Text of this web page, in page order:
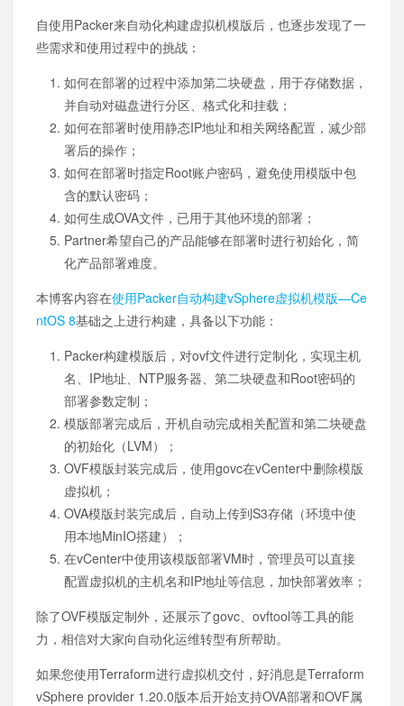
自使用Packer来自动化构建虚拟机模版后，也逐步发现了一
些需求和使用过程中的挑战：
如何在部署的过程中添加第二块硬盘，用于存储数据，
并自动对磁盘进行分区、格式化和挂载；
如何在部署时使用静态IP地址和相关网络配置，减少部
署后的操作；
如何在部署时指定Root账户密码，避免使用模版中包
含的默认密码；
如何生成OVA文件，已用于其他环境的部署；
Partner希望自己的产品能够在部署时进行初始化，简
化产品部署难度。
本博客内容在使用Packer自动构建vSphere虚拟机模版—Ce
ntOS 8基础之上进行构建，具备以下功能：
Packer构建模版后，对ovf文件进行定制化，实现主机
名、IP地址、NTP服务器、第二块硬盘和Root密码的
部署参数定制；
模版部署完成后，开机自动完成相关配置和第二块硬盘
的初始化（LVM）；
OVF模版封装完成后，使用govc在vCenter中删除模版
虚拟机；
OVA模版封装完成后，自动上传到S3存储（环境中使
用本地MinIO搭建）；
在vCenter中使用该模版部署VM时，管理员可以直接
配置虚拟机的主机名和IP地址等信息，加快部署效率；
除了OVF模版定制外，还展示了govc、ovftool等工具的能
力，相信对大家向自动化运维转型有所帮助。
如果您使用Terraform进行虚拟机交付，好消息是Terraform
vSphere provider 1.20.0版本后开始支持OVA部署和OVF属